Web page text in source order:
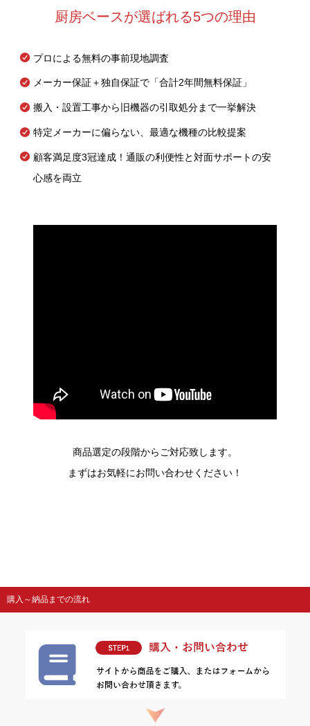
厨房ベースが選ばれる5つの理由
プロによる無料の事前現地調査
メーカー保証＋独自保証で「合計2年間無料保証」
搬入・設置工事から旧機器の引取処分まで一挙解決
特定メーカーに偏らない、最適な機種の比較提案
顧客満足度3冠達成！通販の利便性と対面サポートの安
心感を両立
商品選定の段階からご対応致します。
まずはお気軽にお問い合わせください！
購入～納品までの流れ